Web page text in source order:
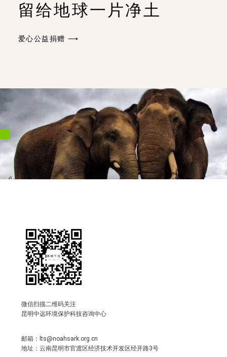
留给地球一片净土
爱心公益捐赠 ⟶
微信扫描二维码关注
昆明中远环境保护科技咨询中心
邮箱：lts@noahsark.org.cn
地址：云南昆明市官渡区经济技术开发区经开路3号